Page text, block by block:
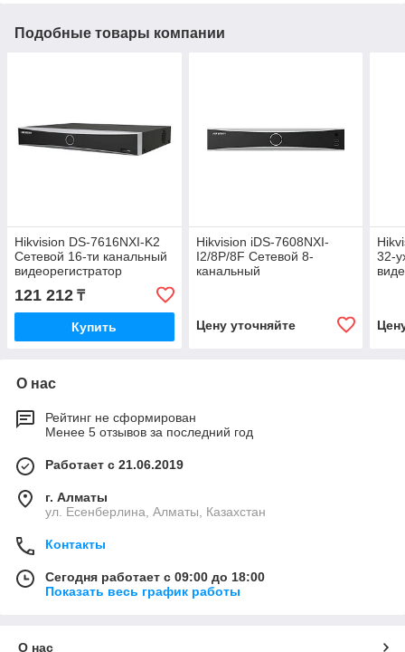
Подобные товары компании
Hikvision DS-7616NXI-K2
Сетевой 16-ти канальный
видеорегистратор
121 212 ₸
Купить
Hikvision iDS-7608NXI-
I2/8P/8F Сетевой 8-
канальный
Цену уточняйте
32-
О нас
Рейтинг не сформирован
Менее 5 отзывов за последний год
Работает с 21.06.2019
г. Алматы
ул. Есенберлина, Алматы, Казахстан
Контакты
Сегодня работает с 09:00 до 18:00
Показать весь график работы
О нас